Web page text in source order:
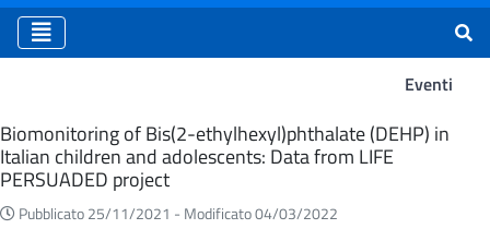
Eventi
Eventi
Biomonitoring of Bis(2-ethylhexyl)phthalate (DEHP) in
Italian children and adolescents: Data from LIFE
PERSUADED project
Pubblicato 25/11/2021 - Modificato 04/03/2022